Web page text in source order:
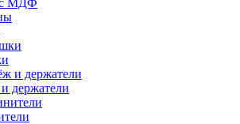
МДФ
держатели